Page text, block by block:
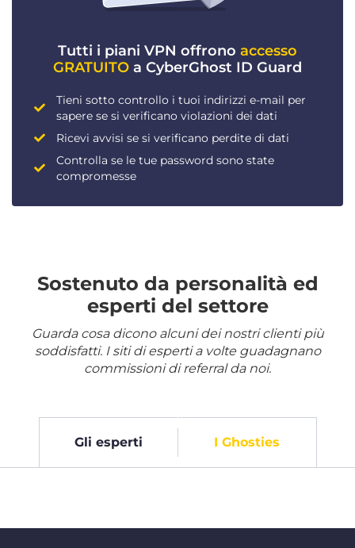
Tutti i piani VPN offrono accesso
GRATUITO a CyberGhost ID Guard
Tieni sotto controllo i tuoi indirizzi e-mail per
sapere se si verificano violazioni dei dati
Ricevi avvisi se si verificano perdite di dati
Controlla se le tue password sono state
compromesse
Sostenuto da personalità ed
esperti del settore
Guarda cosa dicono alcuni dei nostri clienti più
soddisfatti. I siti di esperti a volte guadagnano
commissioni di referral da noi.
Gli esperti I Ghosties